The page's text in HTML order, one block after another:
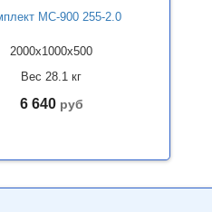
МС-900 255-2.0
2000x1000x500
Вес 28.1 кг
6 640 руб